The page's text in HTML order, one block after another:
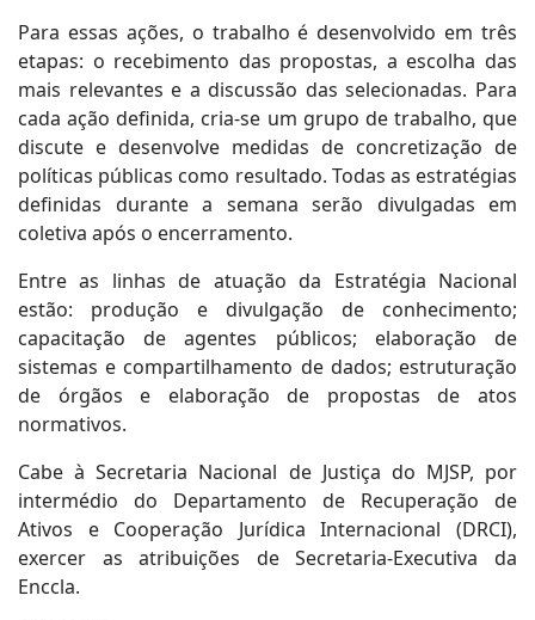
Para essas ações, o trabalho é desenvolvido em três
etapas: o recebimento das propostas, a escolha das
mais relevantes e a discussão das selecionadas. Para
cada ação definida, cria-se um grupo de trabalho, que
discute e desenvolve medidas de concretização de
políticas públicas como resultado. Todas as estratégias
definidas durante a semana serão divulgadas em
coletiva após o encerramento.
Entre as linhas de atuação da Estratégia Nacional
estão: produção e divulgação de conhecimento;
capacitação de agentes públicos; elaboração de
sistemas e compartilhamento de dados; estruturação
de órgãos e elaboração de propostas de atos
normativos.
Cabe à Secretaria Nacional de Justiça do MJSP, por
intermédio do Departamento de Recuperação de
Ativos e Cooperação Jurídica Internacional (DRCI),
exercer as atribuições de Secretaria-Executiva da
Enccla.